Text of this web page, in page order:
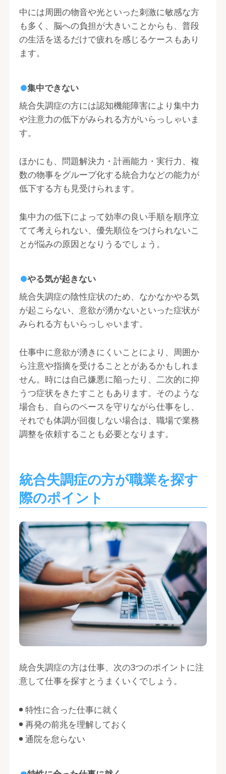
中には周囲の物音や光といった刺激に敏感な方
も多く、脳への負担が大きいことからも、普段
の生活を送るだけで疲れを感じるケースもあり
ます。
集中できない
統合失調症の方には認知機能障害により集中力
や注意力の低下がみられる方がいらっしゃいま
す。
ほかにも、問題解決力・計画能力・実行力、複
数の物事をグループ化する統合力などの能力が
低下する方も見受けられます。
集中力の低下によって効率の良い手順を順序立
てて考えられない、優先順位をつけられないこ
とが悩みの原因となりうるでしょう。
やる気が起きない
統合失調症の陰性症状のため、なかなかやる気
が起こらない、意欲が湧かないといった症状が
みられる方もいらっしゃいます。
仕事中に意欲が湧きにくいことにより、周囲か
ら注意や指摘を受けることとがあるかもしれま
せん。時には自己嫌悪に陥ったり、二次的に抑
うつ症状をきたすこともあります。そのような
場合も、自らのペースを守りながら仕事をし、
それでも体調が回復しない場合は、職場で業務
調整を依頼することも必要となります。
統合失調症の方が職業を探す
際のポイント
統合失調症の方は仕事、次の3つのポイントに注
意して仕事を探すとうまくいくでしょう。
特性に合った仕事に就く
再発の前兆を理解しておく
通院を怠らない